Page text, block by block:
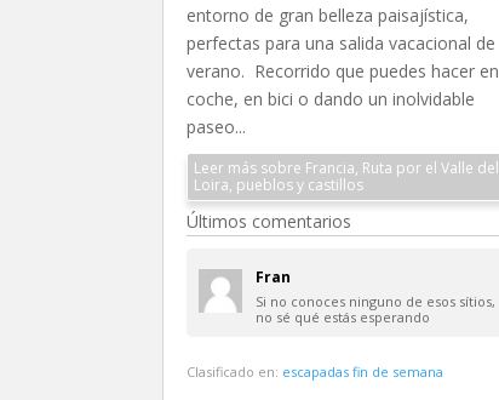
entorno de gran belleza paisajística,
perfectas para una salida vacacional de
verano. Recorrido que puedes hacer en
coche, en bici o dando un inolvidable
paseo...
Leer más sobre Francia, Ruta por el Valle del
Loira, pueblos y castillos
Últimos comentarios
Fran
Si no conoces ninguno de esos sítios,
no sé qué estás esperando
Clasificado en: escapadas fin de semana